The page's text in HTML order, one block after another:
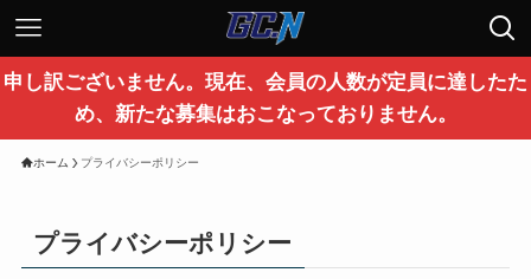
申し訳ございません。現在、会員の人数が定員に達したた
め、新たな募集はおこなっておりません。
ホーム プライバシーポリシー
プライバシーポリシー